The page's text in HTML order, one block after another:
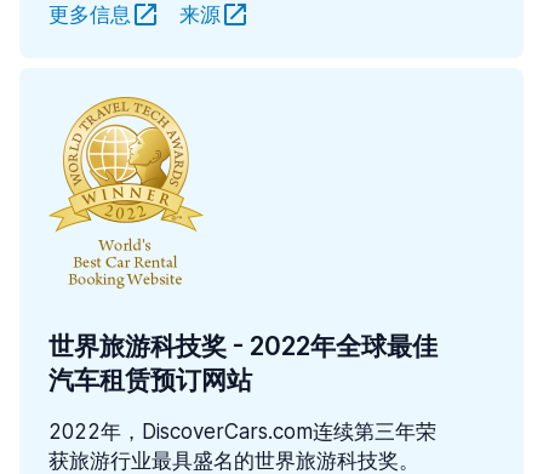
更多信息
来源
世界旅游科技奖 - 2022年全球最佳
汽车租赁预订网站
2022年，DiscoverCars.com连续第三年荣
获旅游行业最具盛名的世界旅游科技奖。